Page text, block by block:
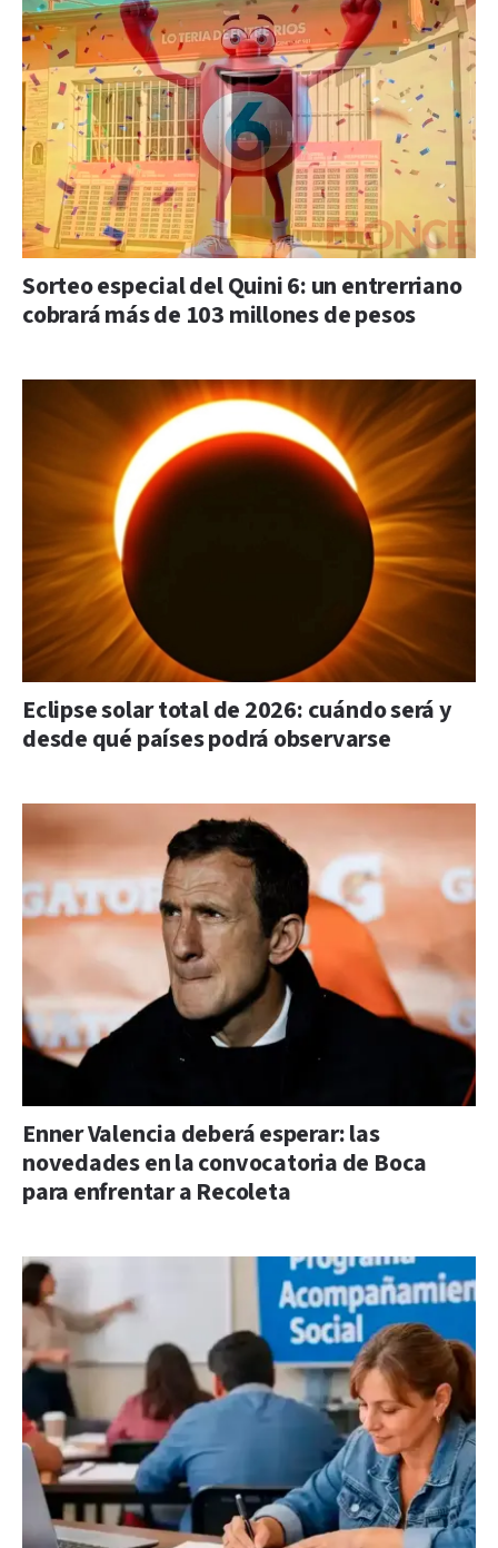
Sorteo especial del Quini 6: un entrerriano
cobrará más de 103 millones de pesos
Eclipse solar total de 2026: cuándo será y
desde qué países podrá observarse
Enner Valencia deberá esperar: las
novedades en la convocatoria de Boca
para enfrentar a Recoleta